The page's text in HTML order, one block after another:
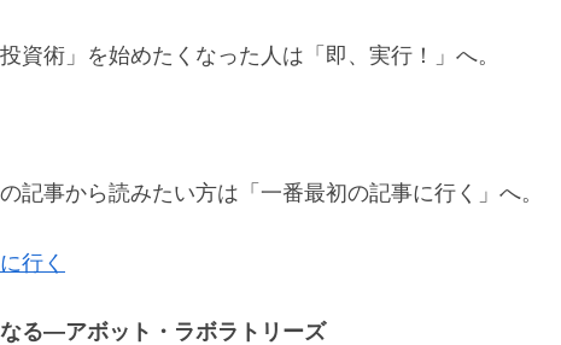
資術」を始めたくなった人は「即、実行！」へ。
記事から読みたい方は「一番最初の記事に行く」へ。
行く
る―アボット・ラボラトリーズ